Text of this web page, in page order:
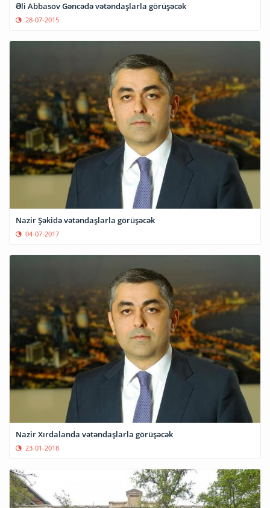
Əli Abbasov Gəncədə vətəndaşlarla görüşəcək
28-07-2015
Nazir Şəkidə vətəndaşlarla görüşəcək
04-07-2017
Nazir Xırdalanda vətəndaşlarla görüşəcək
23-01-2018